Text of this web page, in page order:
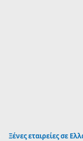
Ξένες εταιρείες σε